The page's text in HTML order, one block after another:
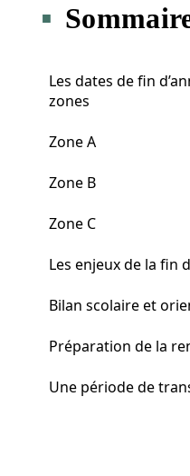
Les dates de fin
zones
Zone A
Zone B
Zone C
Les enjeux de la fin
Bilan scolaire et
Préparation de la
Une période de